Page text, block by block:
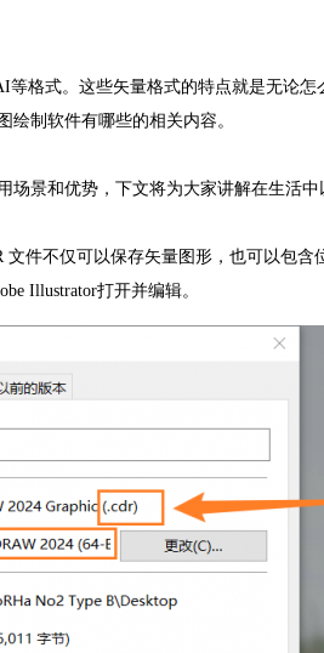
等格式。这些矢量格式的特点就是无论
制软件有哪些的相关内容。
景和优势，下文将为大家讲解在生活
件不仅可以保存矢量图形，也可以包
Illustrator打开并编辑。